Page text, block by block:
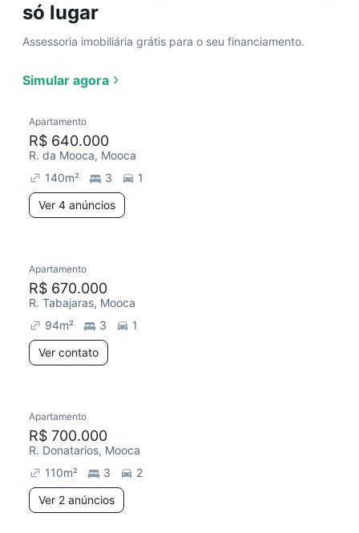
só lugar
Assessoria imobiliária grátis para o seu financiamento.
Simular agora
Apartamento
R$ 640.000
R. da Mooca, Mooca
140m² 3
1
Ver 4 anúncios
Apartamento
R$ 670.000
R. Tabajaras, Mooca
94m² 3
1
Ver contato
Apartamento
R$ 700.000
R. Donatarios, Mooca
110m² 3
2
Ver 2 anúncios